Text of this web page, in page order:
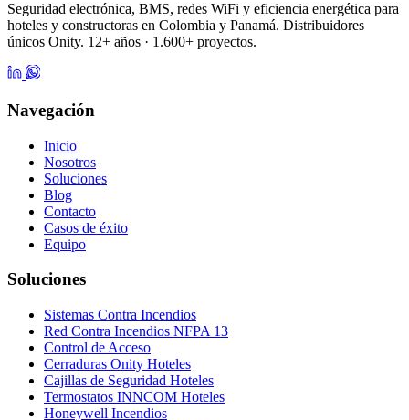
Seguridad electrónica, BMS, redes WiFi y eficiencia energética para
hoteles y constructoras en Colombia y Panamá. Distribuidores
únicos Onity. 12+ años · 1.600+ proyectos.
Navegación
Inicio
Nosotros
Soluciones
Blog
Contacto
Casos de éxito
Equipo
Soluciones
Sistemas Contra Incendios
Red Contra Incendios NFPA 13
Control de Acceso
Cerraduras Onity Hoteles
Cajillas de Seguridad Hoteles
Termostatos INNCOM Hoteles
Honeywell Incendios